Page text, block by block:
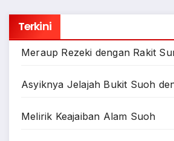
Terkini
Meraup Rezeki dengan Rakit
Asyiknya Jelajah Bukit Suoh
Melirik Keajaiban Alam Suoh